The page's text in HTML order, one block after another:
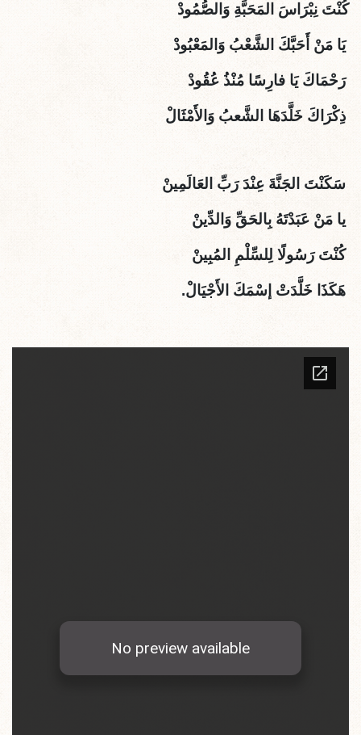
كُنْتَ نِبْرَاسَ المَحَبَّةِ وَالصُّمُودْ
يَا مَنْ أَحَبَّكَ الشَّعْبُ وَالمَعْبُودْ
رَحْمَاكَ يَا فارِسًا مُنْذُ عُقُودْ
ذِكْرَاكَ خَلَّدَهَا الشَّعبُ وَالأَمْثَالْ
سَكَنْتَ الجَنَّةَ عِنْدَ رَبِّ العَالَمِينْ
يا مَنْ عَبَدْتَهُ بِالحَقِّ وَالدِّينْ
كُنْتَ رَسُولًا لِلسِّلْمِ المُبِينْ
هَكَذَا خَلَّدَتْ إسْمَكَ الأَجْيَالْ.